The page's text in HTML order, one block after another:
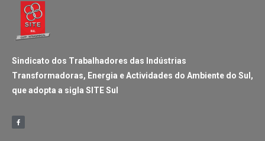
Sindicato dos Trabalhadores das Indústrias
Transformadoras, Energia e Actividades do Ambiente do Sul,
que adopta a sigla SITE Sul